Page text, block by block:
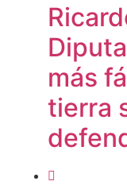
más
tierra